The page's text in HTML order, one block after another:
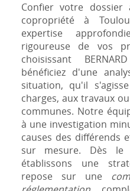
Confier votre
copropriété à
expertise
rigoureuse de vos
choisissant
bénéficiez d'une
situation, qu'il
charges, aux travaux
communes. Notre
à une investigation
causes des différends
sur mesure. Dès le
établissons une
repose sur une